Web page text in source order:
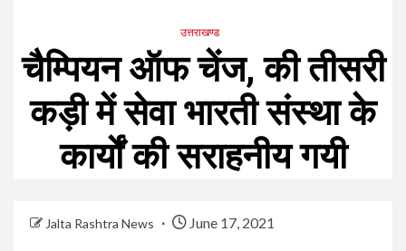
उत्तराखण्ड
चैम्पियन ऑफ चेंज, की तीसरी
कड़ी में सेवा भारती संस्था के
कार्याें की सराहनीय गयी
Jalta Rashtra News June 17, 2021